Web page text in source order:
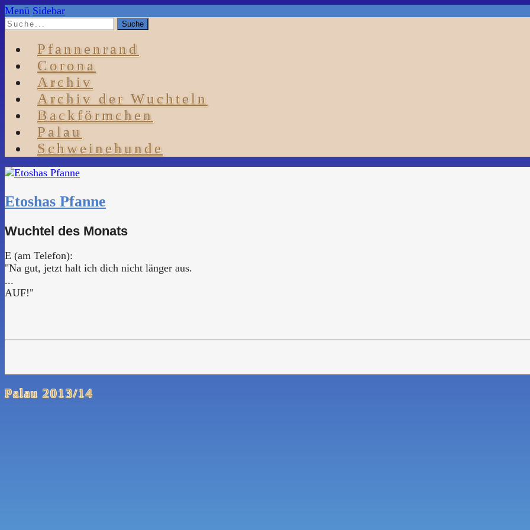
Menü Sidebar
Pfannenrand
Corona
Archiv
Archiv der Wuchteln
Backförmchen
Palau
Schweinehunde
Etoshas Pfanne
Wuchtel des Monats
E (am Telefon):
"Na gut, jetzt halt ich dich nicht länger aus.
...
AUF!"
Palau 2013/14